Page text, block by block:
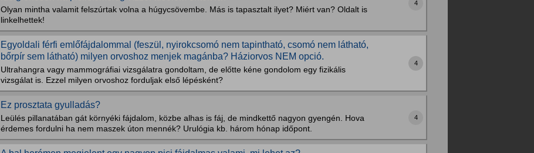
Olyan mintha valamit felszúrtak volna a húgycsövembe. Más is tapasztalt ilyet? Miért van? Oldalt is
linkelhettek!
4
Egyoldali férfi emlőfájdalommal (feszül, nyirokcsomó nem tapintható, csomó nem látható,
bőrpír sem látható) milyen orvoshoz menjek magánba? Háziorvos NEM opció.
Ultrahangra vagy mammográfiai vizsgálatra gondoltam, de előtte kéne gondolom egy fizikális
vizsgálat is. Ezzel milyen orvoshoz forduljak első lépésként?
4
Ez prosztata gyulladás?
Leülés pillanatában gát környéki fájdalom, közbe alhas is fáj, de mindkettő nagyon gyengén. Hova
érdemes fordulni ha nem maszek úton mennék? Urulógia kb. három hónap időpont.
4